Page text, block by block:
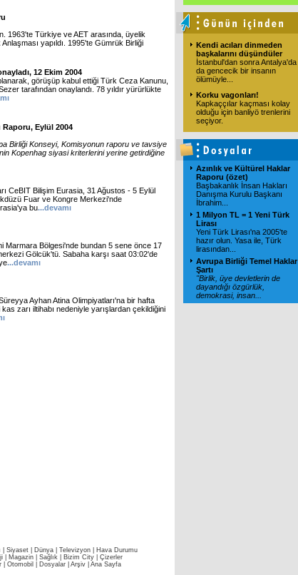
1963'te Türkiye ve AET arasında, üyelik
yapıldı. 1995'te Gümrük Birliği
12 Ekim 2004
görüşüp kabul ettiği Türk Ceza Kanunu,
tarafından onaylandı. 78 yıldır yürürlükte
Raporu, Eylül 2004
Birliği Konseyi, Komisyonun raporu ve tavsiye
Kopenhag siyasi kriterlerini yerine getirdiğine
CeBIT Bilişim Eurasia, 31 Ağustos - 5 Eylül
Fuar ve Kongre Merkezi'nde
bu...devamı
Marmara Bölgesi'nde bundan 5 sene önce 17
Gölcük'tü. Sabaha karşı saat 03:02'de
...devamı
Ayhan Atina Olimpiyatları'na bir hafta
zarı iltihabı nedeniyle yarışlardan çekildiğini
Kendi acıları dinmeden
başkalarını düşündüler
İstanbul'dan sonra Antalya'da
da gencecik bir insanın
ölümüyle
Korku vagonları!
Kapkaççılar kaçması kolay
olduğu için banliyö trenlerini
seçiyor.
Azınlık ve Kültürel Haklar
Raporu (özet)
Başbakanlık İnsan Hakları
Danışma Kurulu Başkanı
İbrahim
1 Milyon TL = 1 Yeni Türk
Lirası
Yeni Türk Lirası'na 2005'te
hazır olun. Yasa ile, Türk
lirasından
Avrupa Birliği Temel Haklar
Şartı
"Birlik, üye devletlerin de
dayandığı özgürlük,
demokrasi, insan
Siyaset Dünya | Televizyon
Hava Durumu
Magazin Sağlık Bizim City
Çizerler
| Otomobil Dosyalar| Arşiv| Ana Sayfa